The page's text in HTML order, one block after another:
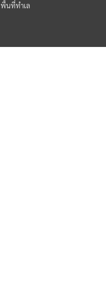
พื้นที่ทำเล